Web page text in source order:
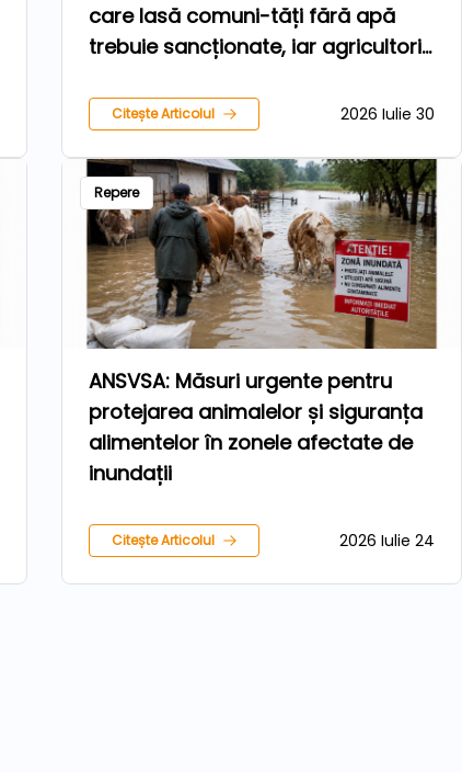
care lasă comuni-tăți fără apă
trebuie sancționate, iar agricultorii
protejați
Citește Articolul 2026 Iulie 30
Repere
ANSVSA: Măsuri urgente pentru
protejarea animalelor și siguranța
alimentelor în zonele afectate de
inundații
Citește Articolul 2026 Iulie 24